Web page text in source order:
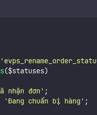
'
($statuses)
nhận đơn' ;
'Đang chuẩn bị hàng ' ;